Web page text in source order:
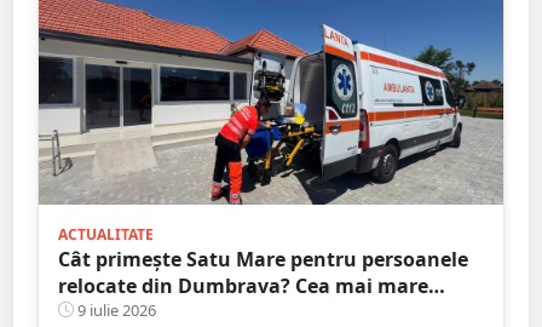
ACTUALITATE
Cât primește Satu Mare pentru persoanele
relocate din Dumbrava? Cea mai mare
alocare din țară
9 iulie 2026